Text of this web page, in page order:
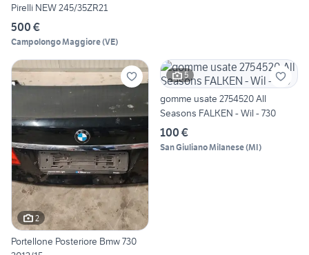
Pirelli NEW 245/35ZR21
500 €
Campolongo Maggiore(VE)
2
Portellone Posteriore Bmw 730
5
gomme usate 2754520 All
Seasons FALKEN - Wil - 730
100 €
San Giuliano Milanese(MI)